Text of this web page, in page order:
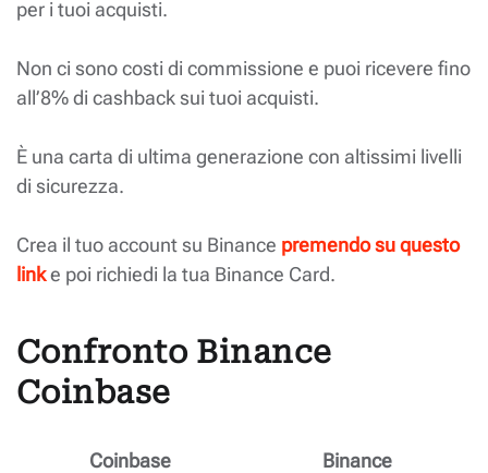
per i tuoi acquisti.
Non ci sono costi di commissione e puoi ricevere fino
all’8% di cashback sui tuoi acquisti.
È una carta di ultima generazione con altissimi livelli
di sicurezza.
Crea il tuo account su Binance premendo su questo
linke poi richiedi la tua Binance Card.
Confronto Binance
Coinbase
Coinbase Binance